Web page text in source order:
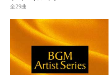
全29曲